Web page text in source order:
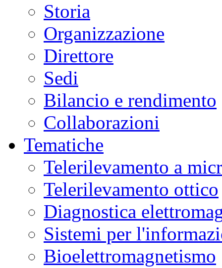
Storia
Organizzazione
Direttore
Sedi
Bilancio e rendimento
Collaborazioni
Tematiche
Telerilevamento a
Telerilevamento ottico
Diagnostica
Sistemi per
Bioelettromagnetismo